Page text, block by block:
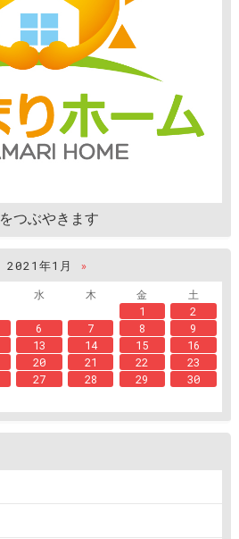
つぶやきます
2021年1月
»
水 木 金
土
1
2
6 7 8
9
13 14 15
16
20 21 22
23
27 28 29
30